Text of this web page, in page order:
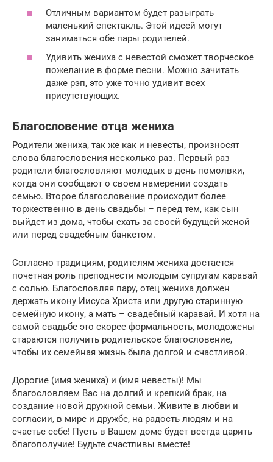
Отличным вариантом будет разыграть
маленький спектакль. Этой идеей могут
заниматься обе пары родителей.
Удивить жениха с невестой сможет творческое
пожелание в форме песни. Можно зачитать
даже рэп, это уже точно удивит всех
присутствующих.
Благословение отца жениха
Родители жениха, так же как и невесты, произносят
слова благословения несколько раз. Первый раз
родители благословляют молодых в день помолвки,
когда они сообщают о своем намерении создать
семью. Второе благословение происходит более
торжественно в день свадьбы – перед тем, как сын
выйдет из дома, чтобы ехать за своей будущей женой
или перед свадебным банкетом.
Согласно традициям, родителям жениха достается
почетная роль преподнести молодым супругам каравай
с солью. Благословляя пару, отец жениха должен
держать икону Иисуса Христа или другую старинную
семейную икону, а мать – свадебный каравай. И хотя на
самой свадьбе это скорее формальность, молодожены
стараются получить родительское благословение,
чтобы их семейная жизнь была долгой и счастливой.
Дорогие (имя жениха) и (имя невесты)! Мы
благословляем Вас на долгий и крепкий брак, на
создание новой дружной семьи. Живите в любви и
согласии, в мире и дружбе, на радость людям и на
счастье себе! Пусть в Вашем доме будет всегда царить
благополучие! Будьте счастливы вместе!